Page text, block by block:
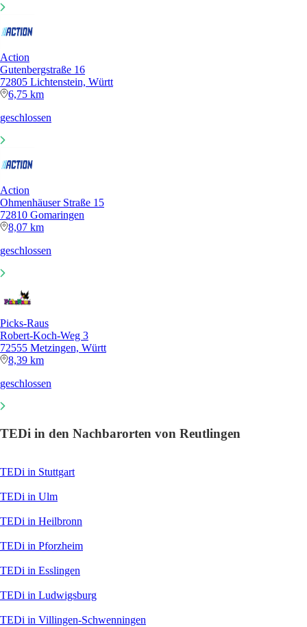
Action
Gutenbergstraße 16
72805 Lichtenstein, Württ
6,75 km
geschlossen
Action
Ohmenhäuser Straße 15
72810 Gomaringen
8,07 km
geschlossen
Picks-Raus
Robert-Koch-Weg 3
72555 Metzingen, Württ
8,39 km
geschlossen
TEDi in den Nachbarorten von Reutlingen
TEDi in Stuttgart
TEDi in Ulm
TEDi in Heilbronn
TEDi in Pforzheim
TEDi in Esslingen
TEDi in Ludwigsburg
TEDi in Villingen-Schwenningen